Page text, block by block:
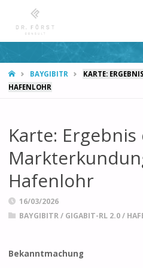
STARTBAYGIBITR
KARTE:
HAFENLOHR
Karte:
Hafenlohr
16/03/2026
BAYGIBITR/ GIGABIT-RL 2.0/
Bekanntmachung